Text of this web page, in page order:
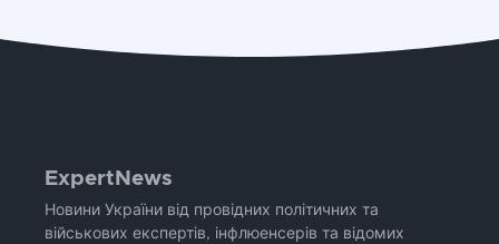
ExpertNews
Новини України від провідних політичних та
військових експертів, інфлюенсерів та відомих